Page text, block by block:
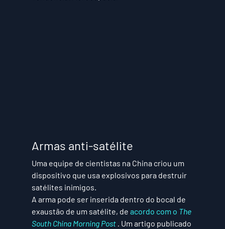
Armas anti-satélite
Uma equipe de cientistas na China criou um
dispositivo que usa explosivos para destruir
satélites inimigos.
A arma pode ser inserida dentro do bocal de
exaustão de um satélite, de acordo com o The
South China Morning Post . Um artigo publicado